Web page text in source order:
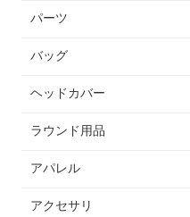
パーツ
バッグ
ヘッドカバー
ラウンド用品
アパレル
アクセサリ